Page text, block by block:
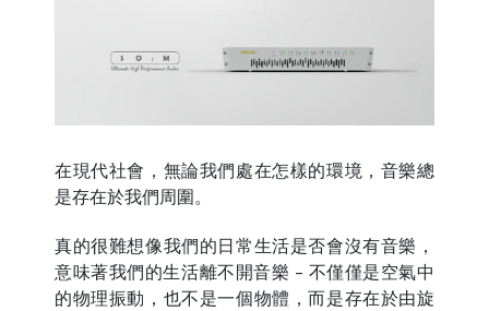
在現代社會，無論我們處在怎樣的環境，音樂總
是存在於我們周圍。
真的很難想像我們的日常生活是否會沒有音樂，
意味著我們的生活離不開音樂 - 不僅僅是空氣中
的物理振動，也不是一個物體，而是存在於由旋